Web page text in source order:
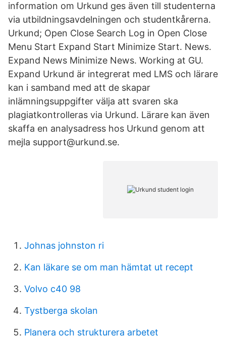
information om Urkund ges även till studenterna
via utbildningsavdelningen och studentkårerna.
Urkund; Open Close Search Log in Open Close
Menu Start Expand Start Minimize Start. News.
Expand News Minimize News. Working at GU.
Expand Urkund är integrerat med LMS och lärare
kan i samband med att de skapar
inlämningsuppgifter välja att svaren ska
plagiatkontrolleras via Urkund. Lärare kan även
skaffa en analysadress hos Urkund genom att
mejla support@urkund.se.
Johnas johnston ri
Kan läkare se om man hämtat ut recept
Volvo c40 98
Tystberga skolan
Planera och strukturera arbetet